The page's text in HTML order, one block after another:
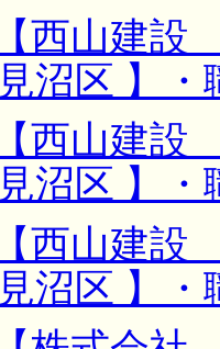
西山建設
沼区 】・
西山建設
沼区 】・
西山建設
沼区 】